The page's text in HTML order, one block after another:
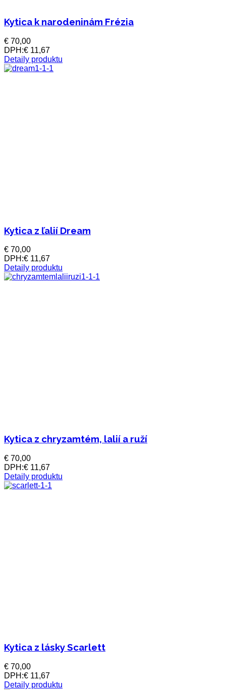
Kytica k narodeninám Frézia
€ 70,00
DPH:€ 11,67
Detaily produktu
Kytica z ľalií Dream
€ 70,00
DPH:€ 11,67
Detaily produktu
Kytica z chryzamtém, lalií a ruží
€ 70,00
DPH:€ 11,67
Detaily produktu
Kytica z lásky Scarlett
€ 70,00
DPH:€ 11,67
Detaily produktu